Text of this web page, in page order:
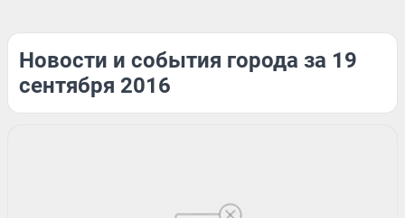
Новости и события города за 19
сентября 2016